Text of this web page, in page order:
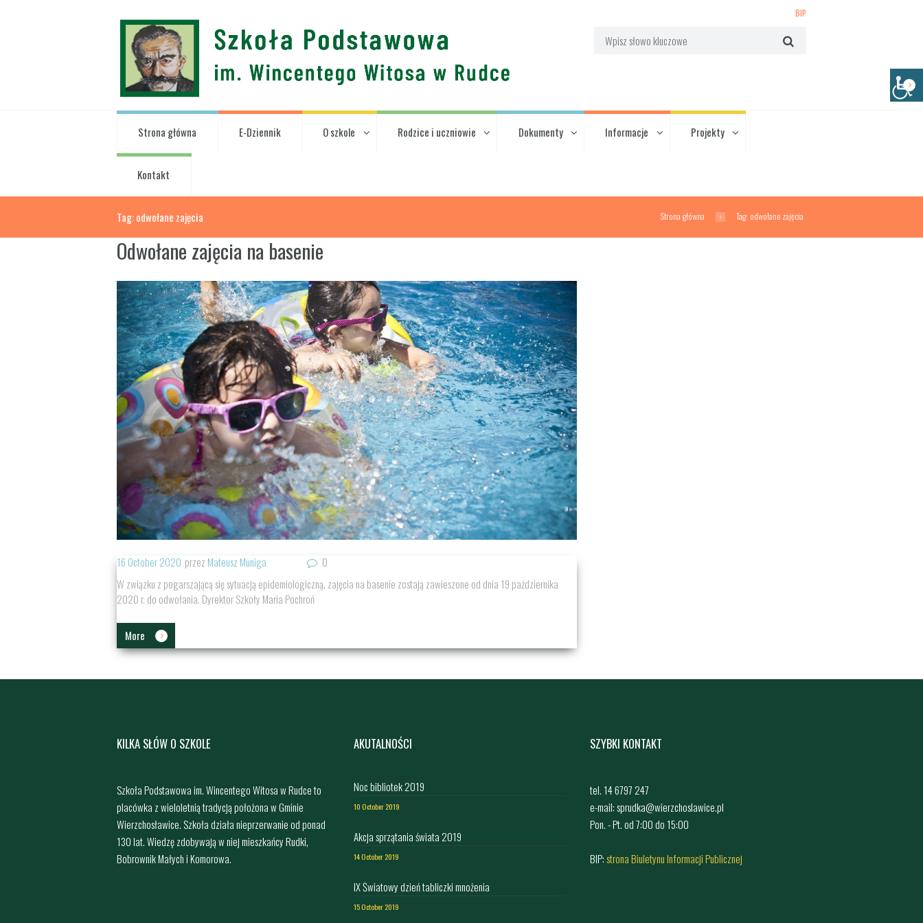
BIP
Strona główna E-Dziennik O szkole Rodzice i uczniowie Dokumenty Informacje Projekty
Kontakt
Tag: odwołane zajęcia Strona główna Tag: odwołane zajęcia
Odwołane zajęcia na basenie
16 October 2020 przez Mateusz Muniga
0
W związku z pogarszającą się sytuacją epidemiologiczną, zajęcia na basenie zostają zawieszone od dnia 19 października
2020 r. do odwołania. Dyrektor Szkoły Maria Pochroń
More
KILKA SŁÓW O SZKOLE
Szkoła Podstawowa im. Wincentego Witosa w Rudce to
placówka z wieloletnią tradycją położona w Gminie
Wierzchosławice. Szkoła działa nieprzerwanie od ponad
130 lat. Wiedzę zdobywają w niej mieszkańcy Rudki,
Bobrownik Małych i Komorowa.
AKUTALNOŚCI
Noc bibliotek 2019
10 October 2019
Akcja sprzątania świata 2019
14 October 2019
IX Światowy dzień tabliczki mnożenia
15 October 2019
SZYBKI KONTAKT
tel. 14 6797 247
e-mail: sprudka@wierzchoslawice.pl
Pon. - Pt. od 7:00 do 15:00
BIP:strona Biuletynu Informacji Publicznej